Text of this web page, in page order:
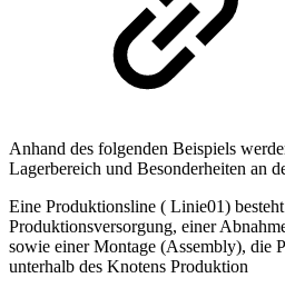
Anhand des folgenden Beispiels
Lagerbereich und Besonderheiten an
Eine Produktionsline ( Linie01)
Produktionsversorgung, einer
sowie einer Montage (Assembly), die
unterhalb des Knotens Produktion